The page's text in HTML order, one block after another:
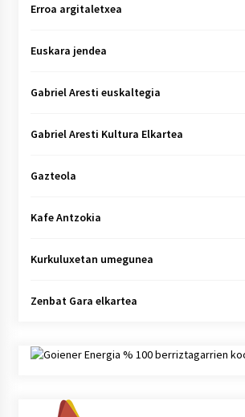
Erroa argitaletxea
Euskara jendea
Gabriel Aresti euskaltegia
Gabriel Aresti Kultura Elkartea
Gazteola
Kafe Antzokia
Kurkuluxetan umegunea
Zenbat Gara elkartea